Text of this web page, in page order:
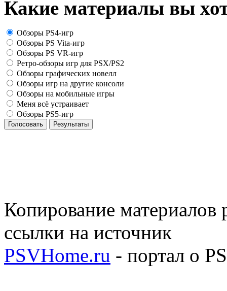
Какие материалы вы
Обзоры PS4-игр
Обзоры PS Vita-игр
Обзоры PS VR-игр
Ретро-обзоры игр для PSX/PS2
Обзоры графических новелл
Обзоры игр на другие консоли
Обзоры на мобильные игры
Меня всё устраивает
Обзоры PS5-игр
Голосовать Результаты
Копирование материалов
ссылки на источник
PSVHome.ru - портал о